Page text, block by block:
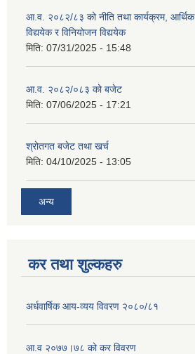
आ.व. २०८२/८३ को नीति तथा कार्यक्रम, आर्थिक
विद्ययेक र विनियोजन विद्ययेक
मिति: 07/31/2025 - 15:48
आ.व. २०८२/०८३ को बजेट
मिति: 07/06/2025 - 17:21
श्रोतगत बजेट तथा खर्च
मिति: 04/10/2025 - 13:05
अन्य
कर तथा शुल्कहरु
अर्धवार्षिक आय-व्यय विवरण २०८०/८१
आ.व २०७७।७८ को कर विवरण